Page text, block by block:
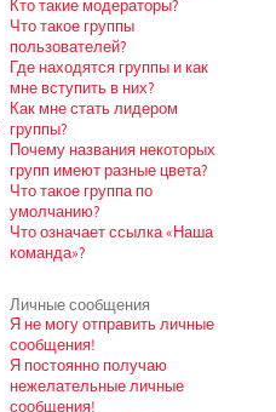
Кто такие модераторы?
Что такое группы
пользователей?
Где находятся группы и как
мне вступить в них?
Как мне стать лидером
группы?
Почему названия некоторых
групп имеют разные цвета?
Что такое группа по
умолчанию?
Что означает ссылка «Наша
команда»?
Личные сообщения
Я не могу отправить личные
сообщения!
Я постоянно получаю
нежелательные личные
сообщения!